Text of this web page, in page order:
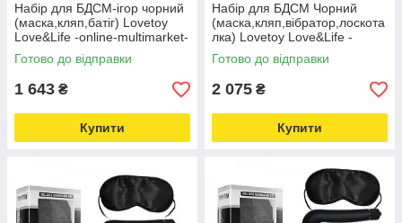
Набір для БДСМ-ігор чорний
(маска,кляп,батіг) Lovetoy
Love&Life -online-multimarket-
Готово до відправки
1 643 ₴
Купити
Набір для БДСМ Чорний
(маска,кляп,вібратор,лоскота
лка) Lovetoy Love&Life -
online-multimarket-
Готово до відправки
2 075 ₴
Купити